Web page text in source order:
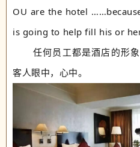
OU are the hotel
is going to help fill his or
任何员工都是酒店的形
客人眼中，心中。